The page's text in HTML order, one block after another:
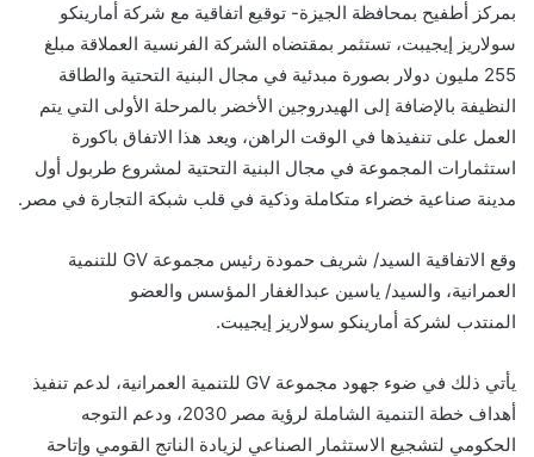
بمركز أطفيح بمحافظة الجيزة- توقيع اتفاقية مع شركة أمارينكو
سولاريز إيجيبت، تستثمر بمقتضاه الشركة الفرنسية العملاقة مبلغ
255 مليون دولار بصورة مبدئية في مجال البنية التحتية والطاقة
النظيفة بالإضافة إلى الهيدروجين الأخضر بالمرحلة الأولى التي يتم
العمل على تنفيذها في الوقت الراهن، ويعد هذا الاتفاق باكورة
استثمارات المجموعة في مجال البنية التحتية لمشروع طربول أول
مدينة صناعية خضراء متكاملة وذكية في قلب شبكة التجارة في مصر.
وقع الاتفاقية السيد/ شريف حمودة رئيس مجموعة GV للتنمية
العمرانية، والسيد/ ياسين عبدالغفار المؤسس والعضو
المنتدب لشركة أمارينكو سولاريز إيجيبت.
يأتي ذلك في ضوء جهود مجموعة GV للتنمية العمرانية، لدعم تنفيذ
أ
هداف خطة التنمية الشاملة لرؤية مصر 2030، ودعم التوجه
الحكومي لتشجيع الاستثمار الصناعي لزيادة الناتج القومي وإتاحة